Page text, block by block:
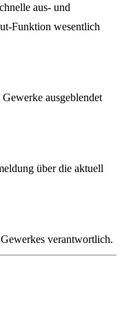
aus- und
Funktion wesentlich
ausgeblendet
über die aktuell
verantwortlich.